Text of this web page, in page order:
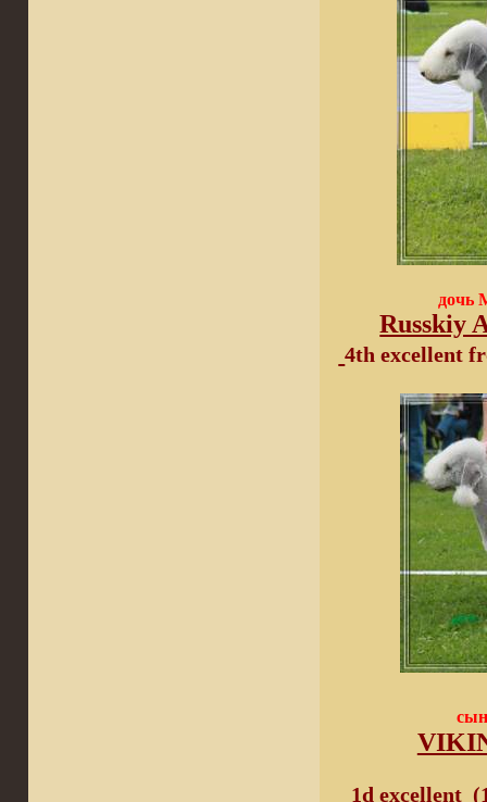
дочь
Russkiy
4th excellent
1d excellent